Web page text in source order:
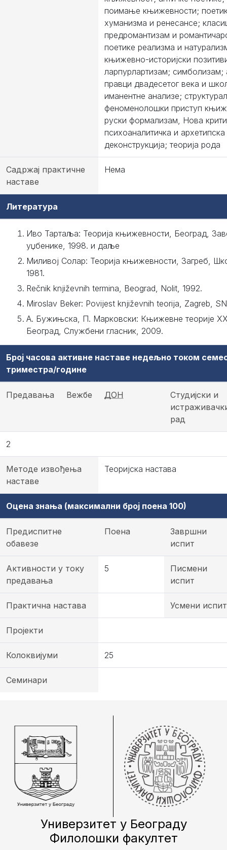
поимање књижевности;
хуманизма и ренесансе;
предромантизам и
поетике реализма и
књижевно-историјски
ларпурлартизам; симболизам;
правци двадесетог века и
иманентне анализе;
феноменолошки приступ
руски формализам, Нова
психоaналитичка и архетипска
деконструкција; теорија рода
Садржај практичне
наставе
Нема
Литература
Иво Тартаља: Теорија књижевности, Београд,
уџбенике, 1998. и даље
Миливој Солар: Теорија књижевности, Загреб,
1981.
Rečnik književnih termina, Beograd, Nolit, 1992.
Miroslav Beker: Povijest književnih teorija, Zagreb,
А. Бужињска, П. Марковски: Књижевне теорије
Београд, Службени гласник, 2009.
Број часова активне наставе недељно током
триместра/године
Предавања Вежбе ДОН
Студијски и
рад
2
Методе извођења
наставе
Теоријска настава
Оцена знања (максимални број поена 100)
Предиспитне
обавезе
Поена
Завршни
испит
Активности у току
предавања
5
Писмени
испит
Практична настава Усмени испит
Пројекти
Колоквијуми 25
Семинари
Универзитет у Београду
Филолошки факултет